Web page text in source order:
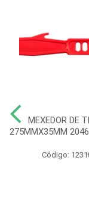
MEXEDOR DE
275MMX35MM
Código: